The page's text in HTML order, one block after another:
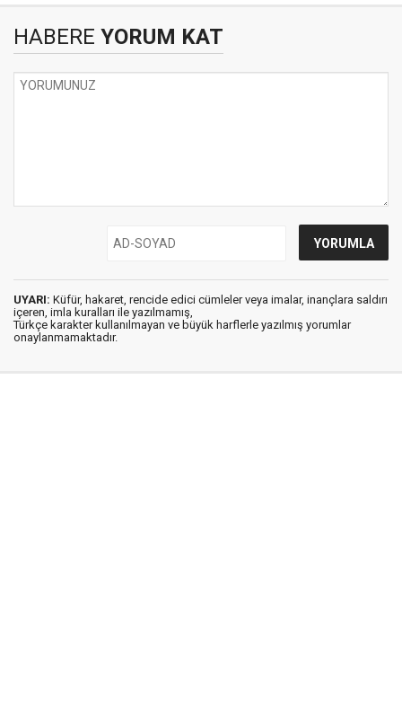
HABERE YORUM KAT
UYARI: Küfür, hakaret, rencide edici cümleler veya imalar, inançlara saldırı
içeren, imla kuralları ile yazılmamış,
Türkçe karakter kullanılmayan ve büyük harflerle yazılmış yorumlar
onaylanmamaktadır.